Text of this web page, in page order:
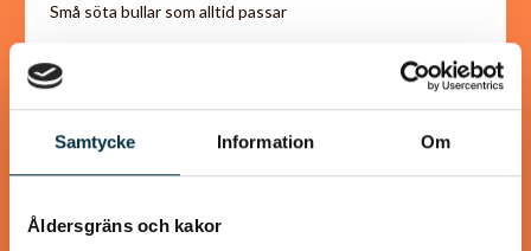
Samtycke Information Om
Åldersgräns och kakor
Små söta bullar som alltid passar
@ninaamanda